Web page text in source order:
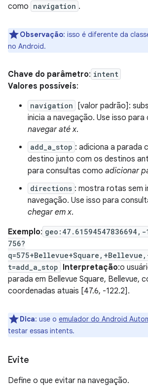
como navigation .
Observação: isso é diferente da
no Android.
Chave do parâmetro: intent
Valores possíveis:
navigation
[valor padrão]:
inicia a navegação. Use isso
navegar até x.
add_a_stop : adiciona a parada
destino junto com os destinos
para consultas como adicionar
directions : mostra rotas sem
navegação. Use isso para
chegar em x.
Exemplo: geo:47.61594547836694,-
756?
t=add_a_stop Interpretação:o
parada em Bellevue Square, Bellevue,
coordenadas atuais [47.6, -122.2].
Dica: use o emulador do Android
testar essas intents.
Evite
Define o que evitar na navegação.